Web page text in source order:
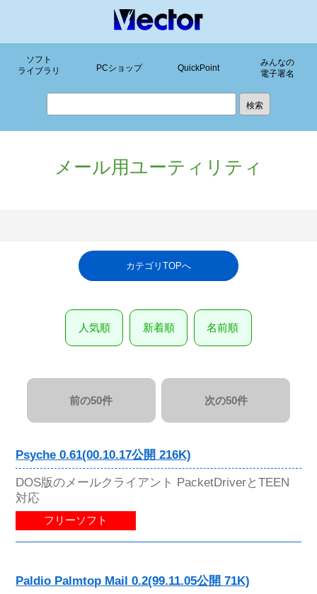
ソフト
ライブラリ
PCショップ QuickPoint
みんなの
電子署名
メール用ユーティリティ
カテゴリTOPへ
人気順 新着順 名前順
前の50件 次の50件
Psyche 0.61(00.10.17公開 216K)
DOS版のメールクライアント PacketDriverとTEEN
対応
フリーソフト
Paldio Palmtop Mail 0.2(99.11.05公開 71K)